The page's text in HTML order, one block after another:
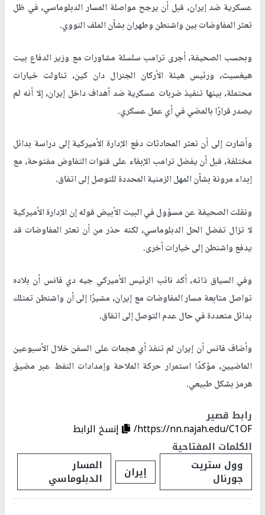
عسكرية ضد إيران، قبل أن يرجح مواصلة المسار الدبلوماسي، في ظل
تعثر المفاوضات بين واشنطن وطهران بشأن الملف النووي.
وبحسب الصحيفة، أجرى ترامب سلسلة مشاورات مع وزير الدفاع بيت
هيغسيث، ورئيس هيئة الأركان الجنرال دان كين، تناولت خيارات
محتملة، بينها تنفيذ ضربات عسكرية ضد أهداف داخل إيران، إلا أنه لم
يصدر قرارًا بالمضي في أي عمل عسكري.
وأشارت إلى أن تعثر المحادثات دفع الإدارة الأميركية إلى دراسة بدائل
مختلفة، قبل أن يفضل ترامب الإبقاء على قنوات التفاوض مفتوحة، مع
إبداء مرونة بشأن المهل الزمنية المحددة للتوصل إلى اتفاق.
ونقلت الصحيفة عن مسؤول في البيت الأبيض قوله إن الإدارة الأميركية
لا تزال تفضل الحل الدبلوماسي، لكنه حذر من أن تعثر المفاوضات قد
يدفع واشنطن إلى خيارات أخرى.
وفي السياق ذاته، أكد نائب الرئيس الأميركي جيه دي فانس أن بلاده
تواصل متابعة مسار المفاوضات مع إيران، مشيرًا إلى أن واشنطن تمتلك
بدائل متعددة في حال عدم التوصل إلى اتفاق.
وأضاف فانس أن إيران لم تنفذ أي هجمات على السفن خلال الأسبوعين
الماضيين، مؤكدًا استمرار حركة الملاحة وإمدادات النفط عبر مضيق
هرمز بشكل طبيعي.
رابط قصير
https://nn.najah.edu/C1OF/
إنسخ الرابط
الكلمات المفتاحية
وول ستريت
جورنال إيران المسار
الدبلوماسي